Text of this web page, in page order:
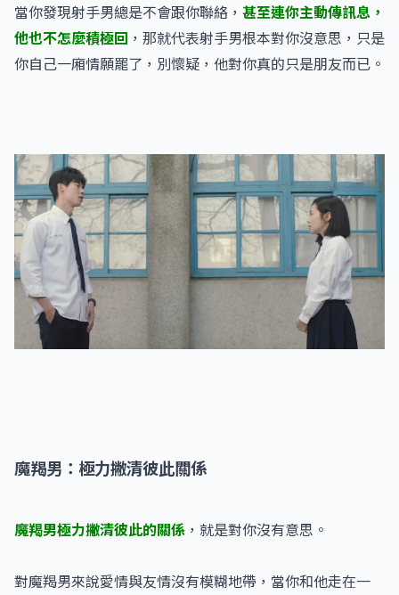
當你發現射手男總是不會跟你聯絡， 甚至連你主動傳訊息，
他也不怎麼積極回 ，那就代表射手男根本對你沒意思，只是
你自己一廂情願罷了，別懷疑，他對你真的只是朋友而已。
魔羯男：極力撇清彼此關係
魔羯男極力撇清彼此的關係 ，就是對你沒有意思。
對魔羯男來說愛情與友情沒有模糊地帶，當你和他走在一